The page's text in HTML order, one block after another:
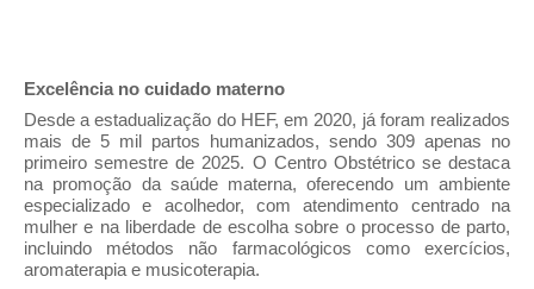
Excelência no cuidado materno
Desde a estadualização do HEF, em 2020, já foram realizados
mais de 5 mil partos humanizados, sendo 309 apenas no
primeiro semestre de 2025. O Centro Obstétrico se destaca
na promoção da saúde materna, oferecendo um ambiente
especializado e acolhedor, com atendimento centrado na
mulher e na liberdade de escolha sobre o processo de parto,
incluindo métodos não farmacológicos como exercícios,
aromaterapia e musicoterapia.